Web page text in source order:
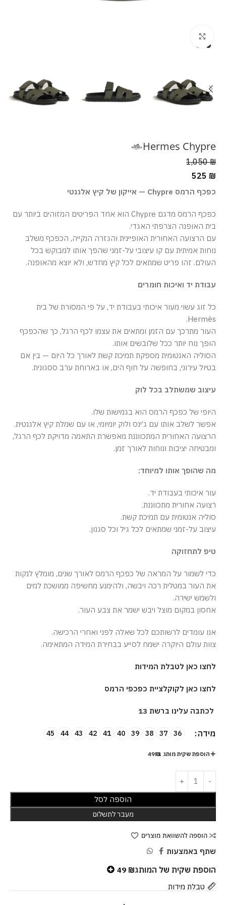
Hermes Chypre
1,050₪
525 ₪
כפכף הרמס Chypre — אייקון של קיץ אלגנטי
כפכף הרמס מדגם Chypre הוא אחד הפריטים המזוהים ביותר עם
בית האופנה הצרפתי האגדי.
עם הרצועה האחורית האופיינית והגזרה הנקייה, הכפכף משלב
נוחות אמיתית עם קו עיצובי על-זמני שהפך אותו למבוקש בכל
העולם. זהו פריט שמתאים לכל קיץ מחדש, ולא יוצא מהאופנה.
עבודת יד ואיכות חומרים
כל זוג עשוי מעור איכותי בעבודת יד, על פי המסורת של בית
Hermès.
העור מתרכך עם הזמן ומתאים את עצמו לכף הרגל, כך שהכפכף
הופך נוח יותר ככל שלובשים אותו.
הסוליה האנטומית מספקת תמיכת קשת לאורך כל היום — בין אם
בטיול עירוני, בחופשה על חוף הים, או בארוחת ערב ססגונית.
עיצוב שמשתלב בכל לוק
היופי של כפכף הרמס הוא בגמישות שלו.
אפשר לשלב אותו עם ג’ינס ולוק יומיומי, או עם שמלת קיץ אלגנטית.
הרצועה האחורית המתכווננת מאפשרת התאמה מדויקת לכף הרגל,
ומבטיחה יציבות ונוחות לאורך זמן.
מה שהופך אותו למיוחד:
עור איכותי בעבודת יד.
רצועה אחורית מתכווננת.
סוליה אנטומית עם תמיכת קשת.
עיצוב על-זמני שמתאים לכל גיל וכל סגנון.
טיפ לתחזוקה
כדי לשמור על המראה של כפכף הרמס לאורך שנים, מומלץ לנקות
את העור במטלית רכה ויבשה, ולהימנע מחשיפה ממושכת למים
ולשמש ישירה.
אחסון במקום מוצל ויבש ישמר את צבע העור.
אנו עומדים לרשותכם לכל שאלה לפני ואחרי הרכישה.
צוות עולם היוקרה ישמח לסייע בבחירת המידה המתאימה.
לחצו כאן לטבלת המידות
לחצו כאן לקוקלציית כפכפי הרמס
לכתבה עלינו ברשת 13
מידה 36
37
38
39
40
41
42
43
44
45
הוספת שקית מותג ב-49₪
הוספה לסל
מעבר לתשלום
הוספה להשוואת מוצרים
שתף באמצעות
הוספת שקית של המותג 49 ₪
טבלת מידות